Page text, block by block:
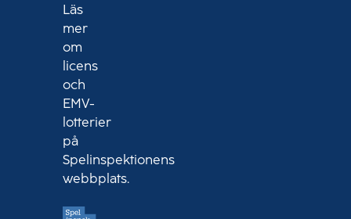
Läs
mer
om
licens
och
EMV-
lotterier
på
Spelinspektionens
webbplats.